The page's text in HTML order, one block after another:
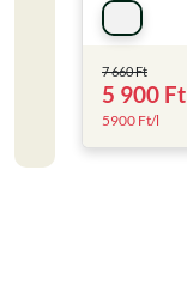
7 660 Ft
5 900 Ft
5900 Ft/l